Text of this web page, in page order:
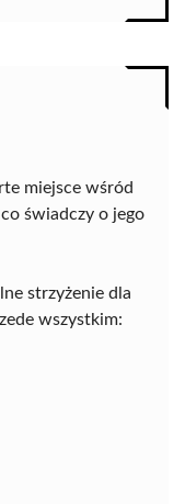
miejsce wśród
świadczy o jego
strzyżenie dla
wszystkim: